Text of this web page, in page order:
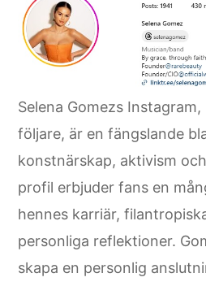
Selena Gomezs
följare, är en fängslande
konstnärskap, aktivism
profil erbjuder fans en
hennes karriär,
personliga reflektioner.
skapa en personlig